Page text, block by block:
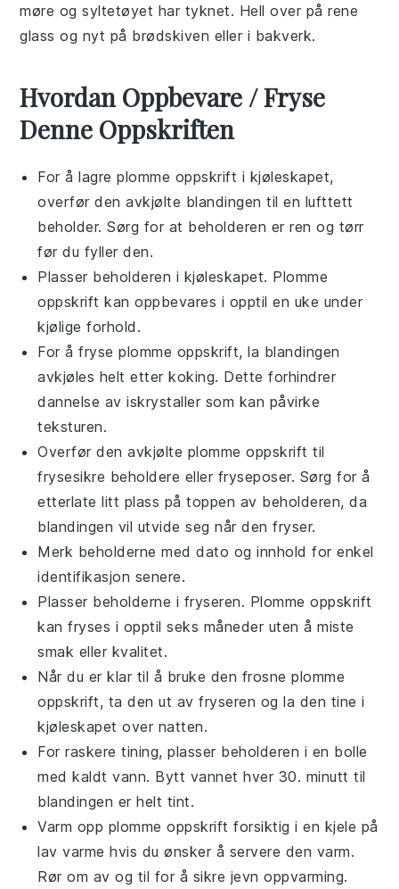
møre og syltetøyet har tyknet. Hell over på rene
glass og nyt på brødskiven eller i bakverk.
Hvordan Oppbevare / Fryse
Denne Oppskriften
For å lagreplomme oppskrift i kjøleskapet,
overfør den avkjølte blandingen til en lufttett
beholder. Sørg for at beholderen er ren og tørr
før du fyller den.
Plasser beholderen i kjøleskapet. Plomme
oppskrift kan oppbevares i opptil en uke under
kjølige forhold.
For å fryseplomme oppskrift, la blandingen
avkjøles helt etter koking. Dette forhindrer
dannelse av iskrystaller som kan påvirke
teksturen.
Overfør den avkjølte plomme oppskrift til
frysesikre beholdere eller fryseposer. Sørg for å
etterlate litt plass på toppen av beholderen, da
blandingen vil utvide seg når den fryser.
Merk beholderne med dato og innhold for enkel
identifikasjon senere.
Plasser beholderne i fryseren. Plomme oppskrift
kan fryses i opptil seks måneder uten å miste
smak eller kvalitet.
Når du er klar til å bruke den frosneplomme
oppskrift, ta den ut av fryseren og la den tine i
kjøleskapet over natten.
For raskere tining, plasser beholderen i en bolle
med kaldt vann. Bytt vannet hver 30. minutt til
blandingen er helt tint.
Varm opp plomme oppskrift forsiktig i en kjele på
lav varme hvis du ønsker å servere den varm.
Rør om av og til for å sikre jevn oppvarming.